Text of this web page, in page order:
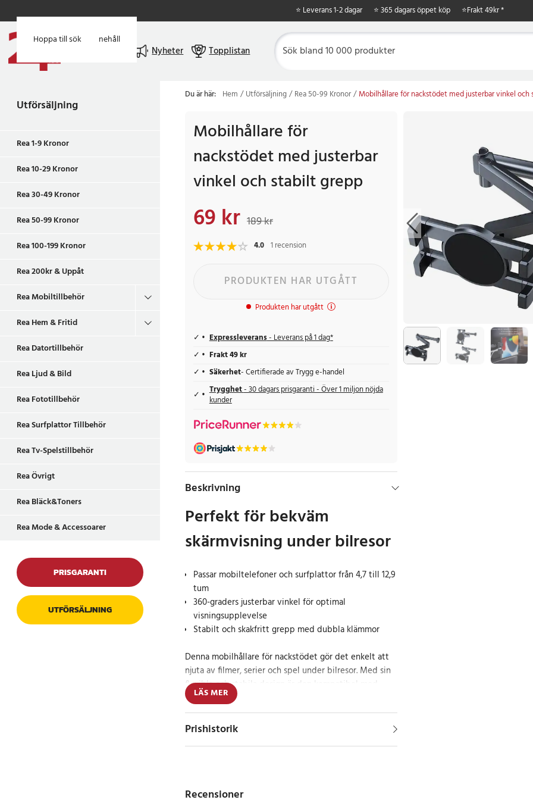
Hoppa till huvudinnehåll
Hoppa till sök
⭐ Leverans 1-2 dagar ⭐ 365 dagars öppet köp ⭐Frakt 49kr *
Nyheter Topplistan
Utförsäljning
Rea 1-9 Kronor
Rea 10-29 Kronor
Rea 30-49 Kronor
Rea 50-99 Kronor
Rea 100-199 Kronor
Rea 200kr & Uppåt
Rea Mobiltillbehör
Rea Hem & Fritid
Rea Datortillbehör
Rea Ljud & Bild
Rea Fototillbehör
Rea Surfplattor Tillbehör
Rea Tv-Spelstillbehör
Rea Övrigt
Rea Bläck&Toners
Rea Mode & Accessoarer
PRISGARANTI
UTFÖRSÄLJNING
Du är här: Hem Utförsäljning Rea 50-99 Kronor Mobilhållare för nackstödet med justerbar vinkel och
Mobilhållare för
nackstödet med justerbar
vinkel och stabilt grepp
Nuvarande pris
69 kr 189 kr
4.0 1 recension
PRODUKTEN HAR UTGÅTT
Produkten har utgått
Expressleverans- Leverans på 1 dag*
Frakt 49 kr
Säkerhet- Certifierade av Trygg e-handel
Trygghet- 30 dagars prisgaranti - Över 1 miljon nöjda
kunder
Beskrivning
Perfekt för bekväm
skärmvisning under bilresor
Passar mobiltelefoner och surfplattor från 4,7 till 12,9
tum
360-graders justerbar vinkel för optimal
visningsupplevelse
Stabilt och skakfritt grepp med dubbla klämmor
Denna mobilhållare för nackstödet gör det enkelt att
njuta av filmer, serier och spel under bilresor. Med sin
flexibla och stabila design är den kompatibel med
både mobiltelefoner och surfplattor i storlekar från 4,7
till 12,9 tum. Den avancerade trapezformade
klämstrukturen och imitationen av en örnklo ger ett
Med en 360-graders roterbar funktion kan enheten
LÄS MER
Prishistorik
Recensioner